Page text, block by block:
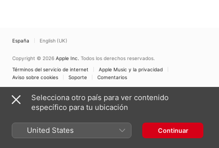
España English (UK)
Copyright © 2026 Apple Inc. Todos los derechos reservados.
Términos del servicio de internet
Apple Music y la privacidad
Aviso sobre cookies
Soporte Comentarios
Selecciona otro país para ver contenido
específico para tu ubicación
United States Continuar